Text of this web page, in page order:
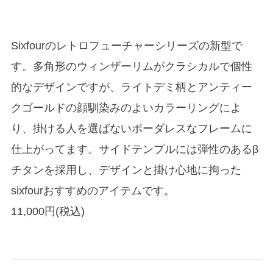
Sixfourのレトロフューチャーシリーズの新型で
す。多角形のウィンザーリムがクラシカルで個性
的なデザインですが、ライトデミ柄とアンティー
クゴールドの顔馴染みのよいカラーリングによ
り、掛ける人を選ばないボーダレスなフレームに
仕上がってます。サイドテンプルには弾性のあるβ
チタンを採用し、デザインと掛け心地に拘った
sixfourおすすめのアイテムです。
11,000円(税込)